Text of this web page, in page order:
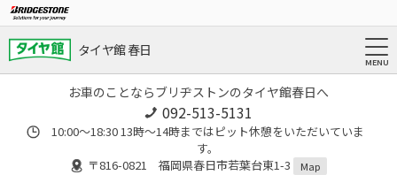
タイヤ館 春日
お車のことならブリヂストンのタイヤ館春日へ
092-513-5131
10:00～18:30 13時〜14時まではピット休憩をいただいていま
す。
〒816-0821 福岡県春日市若葉台東1-3
Map